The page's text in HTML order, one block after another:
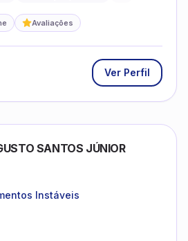
Avaliações
Ver Perfil
SANTOS JÚNIOR
Instáveis